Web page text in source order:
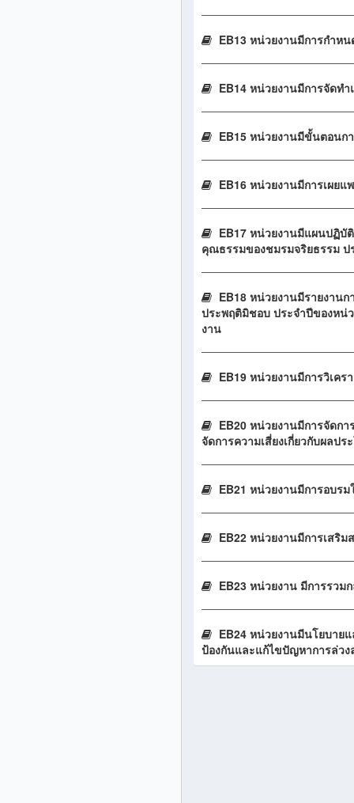
EB13 หน่วยงานมีการกำห
EB14 หน่วยงานมีการจัดท
EB15 หน่วยงานมีขั้นตอนก
EB16 หน่วยงานมีการเผย
EB17 หน่วยงานมีแผนปฏิบั
คุณธรรมของชมรมจริยธรรม ป
EB18 หน่วยงานมีรายงาน
ประพฤติมิชอบ ประจำปีของหน่
งาน
EB19 หน่วยงานมีการวิเค
EB20 หน่วยงานมีการจัดก
จัดการความเสี่ยงเกี่ยวกับผลป
EB21 หน่วยงานมีการอบร
EB22 หน่วยงานมีการเสริ
EB23 หน่วยงาน มีการรว
EB24 หน่วยงานมีนโยบาย
ป้องกันและแก้ไขปัญหาการล่วง